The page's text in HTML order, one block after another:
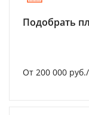
Подобрать
От 200 000